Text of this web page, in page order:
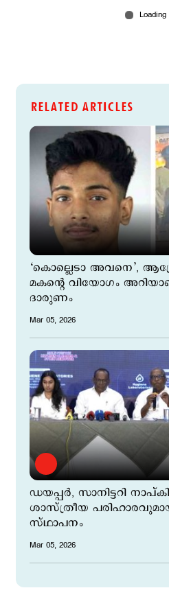
RELATED ARTICLES
‘കൊല്ലെടാ അവനെ’,
മകന്‍റെ വിയോഗം
ദാരുണം
Mar 05, 2026
ഡയപ്പർ, സാനിട്ടറി
ശാസ്ത്രീയ
സ്ഥാപനം
Mar 05, 2026